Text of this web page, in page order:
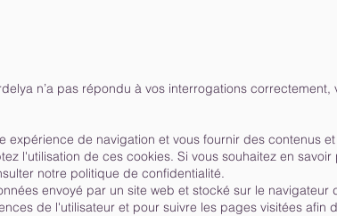
n’a pas répondu à vos interrogations
expérience de navigation et vous fournir des contenus
l'utilisation de ces cookies. Si vous souhaitez en
notre politique de confidentialité.
envoyé par un site web et stocké sur le navigateur
de l'utilisateur et pour suivre les pages visitées afin